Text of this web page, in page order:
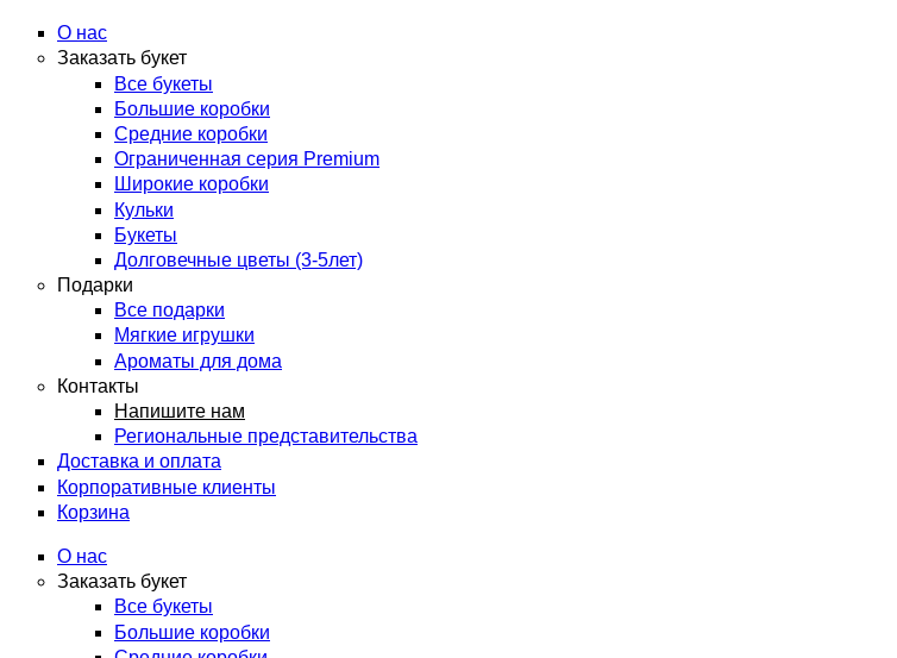
О нас
Заказать букет
Все букеты
Большие коробки
Средние коробки
Ограниченная серия Premium
Широкие коробки
Кульки
Букеты
Долговечные цветы (3-5лет)
Подарки
Все подарки
Мягкие игрушки
Ароматы для дома
Контакты
Напишите нам
Региональные представительства
Доставка и оплата
Корпоративные клиенты
Корзина
О нас
Заказать букет
Все букеты
Большие коробки